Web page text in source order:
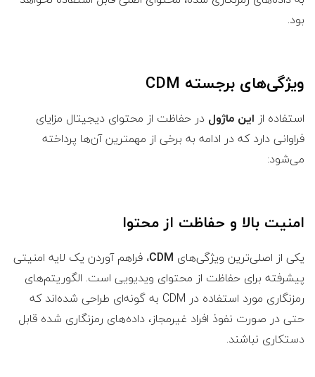
بود.
ویژگی‌های برجسته CDM
استفاده از این ماژول در حفاظت از محتوای دیجیتال مزایای
فراوانی دارد که در ادامه به برخی از مهمترین آن‌ها پرداخته
می‌شود:
امنیت بالا و حفاظت از محتوا
یکی از اصلی‌ترین ویژگی‌های CDM، فراهم آوردن یک لایه امنیتی
پیشرفته برای حفاظت از محتوای ویدیویی است. الگوریتم‌های
رمزنگاری مورد استفاده در CDM به گونه‌ای طراحی شده‌اند که
حتی در صورت نفوذ افراد غیرمجاز، داده‌های رمزنگاری شده قابل
دستکاری نباشند.